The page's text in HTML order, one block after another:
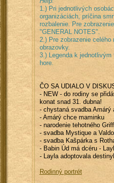
1.) Pri jednotlivých
organizáciách, príčina
rozbalenie. Pre
"GENERAL NOTES".
2.) Pre zobrazenie
obrazovky.
3.) Legenda k
hore.
ČO SA UDIALO V
- NEW - do rodiny se
konat snad 31. dubna!
- chystaná svadba Amárý
- Amárý chce maminku
- narodenie tehotného
- svadba Mystique a
- svadba Kašpárka s
- Babin Úd má dcéru -
- Layla adoptovala
Rodinný portrét